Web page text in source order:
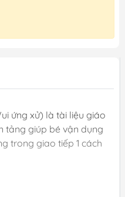
ứng xử) là tài liệu giáo
tảng giúp bé vận dụng
trong giao tiếp 1 cách